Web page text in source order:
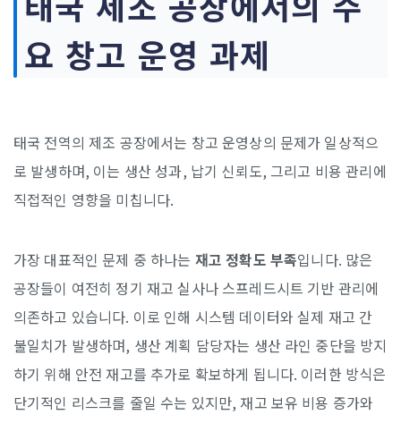
요 창고 운영 과제
태국 전역의 제조 공장에서는 창고 운영상의 문제가 일상적으
로 발생하며, 이는 생산 성과, 납기 신뢰도, 그리고 비용 관리에
직접적인 영향을 미칩니다.
가장 대표적인 문제 중 하나는 재고 정확도 부족입니다. 많은
공장들이 여전히 정기 재고 실사나 스프레드시트 기반 관리에
의존하고 있습니다. 이로 인해 시스템 데이터와 실제 재고 간
불일치가 발생하며, 생산 계획 담당자는 생산 라인 중단을 방지
하기 위해 안전 재고를 추가로 확보하게 됩니다. 이러한 방식은
단기적인 리스크를 줄일 수는 있지만, 재고 보유 비용 증가와